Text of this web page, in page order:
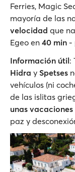
Ferries, Magic
mayoría de las
velocidad que
Egeo en 40 min -
Información útil:
Hidra y Spetses
vehículos (ni
de las islitas
unas
paz y